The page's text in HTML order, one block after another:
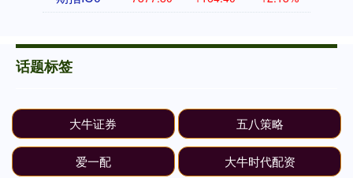
话题标签
大牛证券 五八策略
爱一配 大牛时代配资